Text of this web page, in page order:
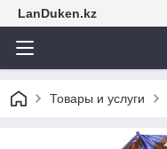
LanDuken.kz
Товары и услуги